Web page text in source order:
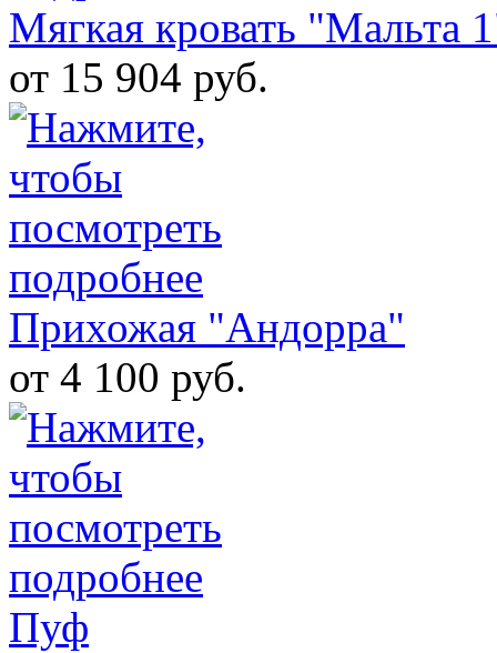
Мягкая кровать "Мальта
от 15 904 руб.
Прихожая "Андорра"
от 4 100 руб.
Пуф